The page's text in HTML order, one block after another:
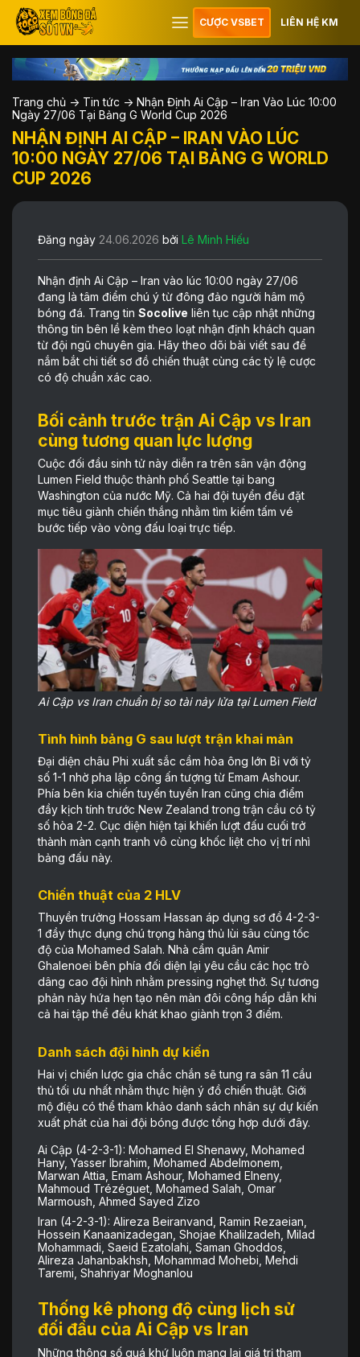
CƯỢC VSBET LIÊN HỆ KM
Trang chủ -> Tin tức -> Nhận Định Ai Cập – Iran Vào Lúc 10:00
Ngày 27/06 Tại Bảng G World Cup 2026
NHẬN ĐỊNH AI CẬP – IRAN VÀO LÚC
10:00 NGÀY 27/06 TẠI BẢNG G WORLD
CUP 2026
Đăng ngày 24.06.2026 bởi Lê Minh Hiếu
Nhận định Ai Cập – Iran vào lúc 10:00 ngày 27/06
đang là tâm điểm chú ý từ đông đảo người hâm mộ
bóng đá. Trang tin Socolive liên tục cập nhật những
thông tin bên lề kèm theo loạt nhận định khách quan
từ đội ngũ chuyên gia. Hãy theo dõi bài viết sau để
nắm bắt chi tiết sơ đồ chiến thuật cùng các tỷ lệ cược
có độ chuẩn xác cao.
Bối cảnh trước trận Ai Cập vs Iran
cùng tương quan lực lượng
Cuộc đối đầu sinh tử này diễn ra trên sân vận động
Lumen Field thuộc thành phố Seattle tại bang
Washington của nước Mỹ. Cả hai đội tuyển đều đặt
mục tiêu giành chiến thắng nhằm tìm kiếm tấm vé
bước tiếp vào vòng đấu loại trực tiếp.
Ai Cập vs Iran chuẩn bị so tài nảy lửa tại Lumen Field
Tình hình bảng G sau lượt trận khai màn
Đại diện châu Phi xuất sắc cầm hòa ông lớn Bỉ với tỷ
số 1-1 nhờ pha lập công ấn tượng từ Emam Ashour.
Phía bên kia chiến tuyến tuyển Iran cũng chia điểm
đầy kịch tính trước New Zealand trong trận cầu có tỷ
số hòa 2-2. Cục diện hiện tại khiến lượt đấu cuối trở
thành màn cạnh tranh vô cùng khốc liệt cho vị trí nhì
bảng đấu này.
Chiến thuật của 2 HLV
Thuyền trưởng Hossam Hassan áp dụng sơ đồ 4-2-3-
1 đầy thực dụng chú trọng hàng thủ lùi sâu cùng tốc
độ của Mohamed Salah. Nhà cầm quân Amir
Ghalenoei bên phía đối diện lại yêu cầu các học trò
dâng cao đội hình nhằm pressing nghẹt thở. Sự tương
phản này hứa hẹn tạo nên màn đôi công hấp dẫn khi
cả hai tập thể đều khát khao giành trọn 3 điểm.
Danh sách đội hình dự kiến
Hai vị chiến lược gia chắc chắn sẽ tung ra sân 11 cầu
thủ tối ưu nhất nhằm thực hiện ý đồ chiến thuật. Giới
mộ điệu có thể tham khảo danh sách nhân sự dự kiến
xuất phát của hai đội bóng được tổng hợp dưới đây.
Ai Cập (4-2-3-1): Mohamed El Shenawy, Mohamed
Hany, Yasser Ibrahim, Mohamed Abdelmonem,
Marwan Attia, Emam Ashour, Mohamed Elneny,
Mahmoud Trézéguet, Mohamed Salah, Omar
Marmoush, Ahmed Sayed Zizo
Iran (4-2-3-1): Alireza Beiranvand, Ramin Rezaeian,
Hossein Kanaanizadegan, Shojae Khalilzadeh, Milad
Mohammadi, Saeid Ezatolahi, Saman Ghoddos,
Alireza Jahanbakhsh, Mohammad Mohebi, Mehdi
Taremi, Shahriyar Moghanlou
Thống kê phong độ cùng lịch sử
đối đầu của Ai Cập vs Iran
Những thông số quá khứ luôn mang lại giá trị tham